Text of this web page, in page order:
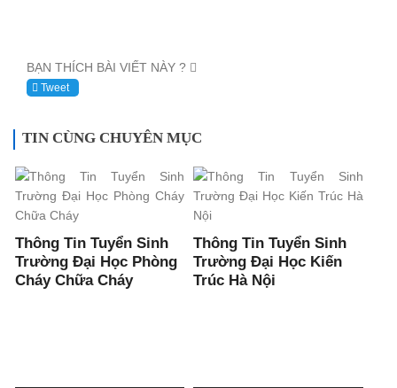
BẠN THÍCH BÀI VIẾT NÀY ?
Tweet
TIN CÙNG CHUYÊN MỤC
Thông Tin Tuyển Sinh
Trường Đại Học Phòng
Cháy Chữa Cháy
Thông Tin Tuyển Sinh
Trường Đại Học Kiến
Trúc Hà Nội